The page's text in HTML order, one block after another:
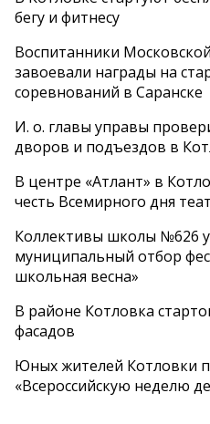
бегу и фитнесу
Воспитанники
завоевали награды на
соревнований в Саранске
И. о. главы управы
дворов и подъездов в
В центре «Атлант» в
честь Всемирного дня
Коллективы школы №626
муниципальный отбор
школьная весна»
В районе Котловка
фасадов
Юных жителей Котловки
«Всероссийскую неделю